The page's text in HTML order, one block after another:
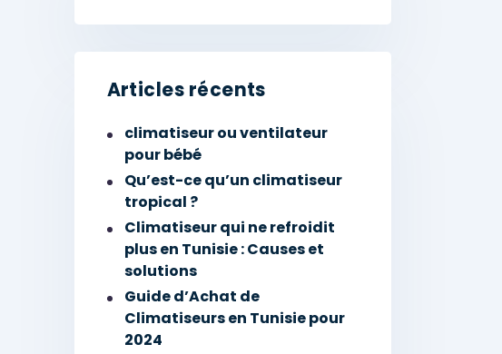
Articles récents
climatiseur ou ventilateur
pour bébé
Qu’est-ce qu’un climatiseur
tropical ?
Climatiseur qui ne refroidit
plus en Tunisie : Causes et
solutions
Guide d’Achat de
Climatiseurs en Tunisie pour
2024